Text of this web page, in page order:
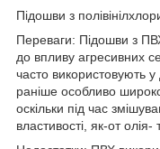
Підошви з
Переваги: Підошви з
до впливу агресивних
часто використовують
раніше особливо
оскільки під час
властивості, як-от олія-